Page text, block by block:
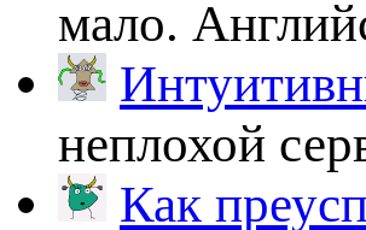
мало.
неплохой
Как